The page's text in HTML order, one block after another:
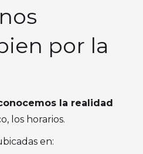
por la
la realidad
los horarios.
en: